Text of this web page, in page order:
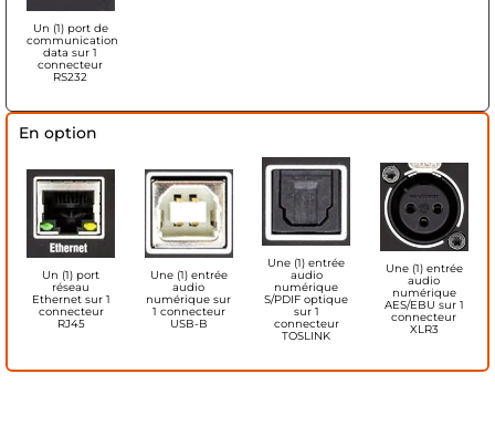
Un (1) port de
communication
data sur 1
connecteur
RS232
En option
Un (1) port
réseau
Ethernet sur 1
connecteur
RJ45
Une (1) entrée
audio
numérique sur
1 connecteur
USB-B
Une (1) entrée
audio
numérique
S/PDIF optique
sur 1
connecteur
TOSLINK
Une (1) entrée
audio
numérique
AES/EBU sur 1
connecteur
XLR3